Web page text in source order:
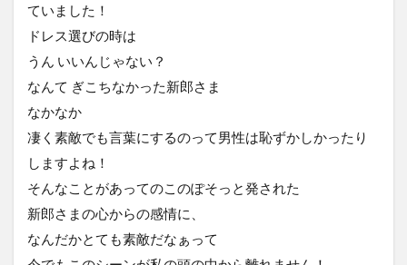
ていました！
ドレス選びの時は
うん いいんじゃない？
なんて ぎこちなかった新郎さま
なかなか
凄く素敵でも言葉にするのって男性は恥ずかしかったり
しますよね！
そんなことがあってのこのぽそっと発された
新郎さまの心からの感情に、
なんだかとても素敵だなぁって